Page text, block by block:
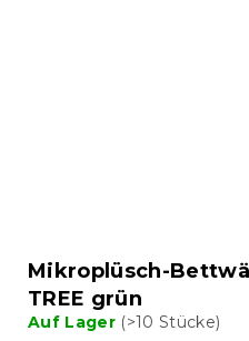
Mikroplüsch-
TREE grün
Auf Lager (>10 Stücke)